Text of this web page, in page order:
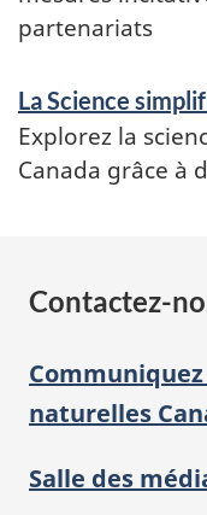
partenariats
La Science
Explorez la
Canada grâce à
Contactez-
Communiquez
naturelles
Salle des